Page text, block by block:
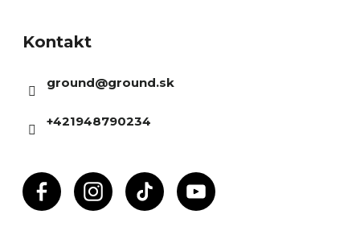
Kontakt
ground@ground.sk
+421948790234